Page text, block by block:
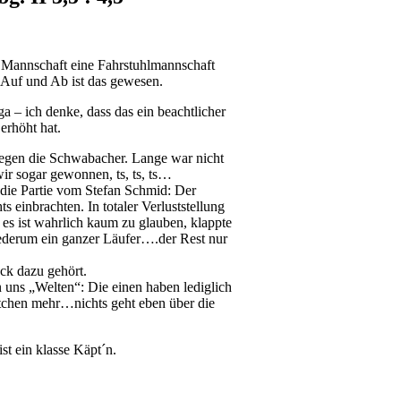
eine Fahrstuhlmannschaft
und Ab ist das gewesen.
– ich denke, dass das ein beachtlicher
hat.
die Schwabacher. Lange war nicht
sogar gewonnen, ts, ts, ts…
Partie vom Stefan Schmid: Der
einbrachten. In totaler Verluststellung
ist wahrlich kaum zu glauben, klappte
ein ganzer Läufer….der Rest nur
dazu gehört.
„Welten“: Die einen haben lediglich
mehr…nichts geht eben über die
ein klasse Käpt´n.